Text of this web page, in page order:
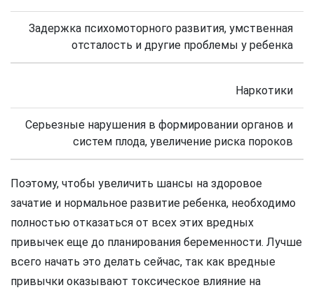
Задержка психомоторного развития, умственная
отсталость и другие проблемы у ребенка
Наркотики
Серьезные нарушения в формировании органов и
систем плода, увеличение риска пороков
Поэтому, чтобы увеличить шансы на здоровое
зачатие и нормальное развитие ребенка, необходимо
полностью отказаться от всех этих вредных
привычек еще до планирования беременности. Лучше
всего начать это делать сейчас, так как вредные
привычки оказывают токсическое влияние на